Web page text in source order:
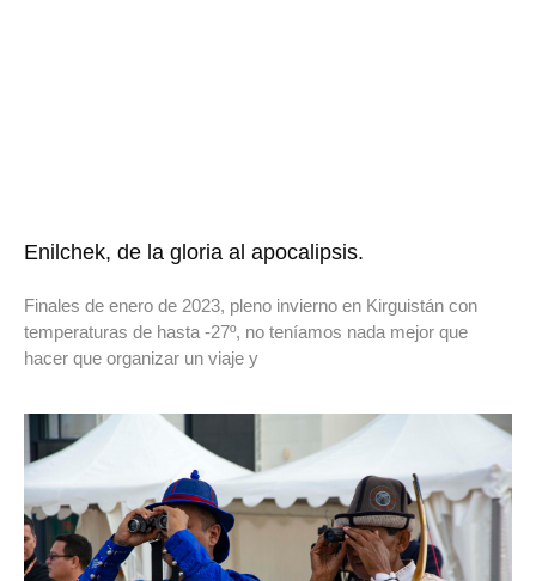
Enilchek, de la gloria al apocalipsis.
Finales de enero de 2023, pleno invierno en Kirguistán con
temperaturas de hasta -27º, no teníamos nada mejor que
hacer que organizar un viaje y